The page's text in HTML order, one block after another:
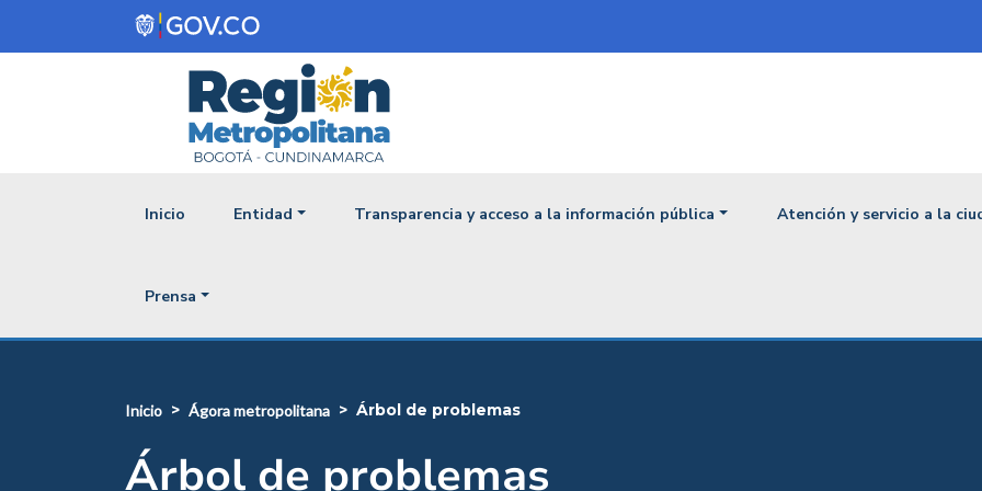
Pasar al contenido principal
Navegación principal
Inicio Entidad Transparencia y acceso a la información pública Atención y servicio a la
Prensa
inicio ágora metropolitana árbol de problemas
Árbol de problemas